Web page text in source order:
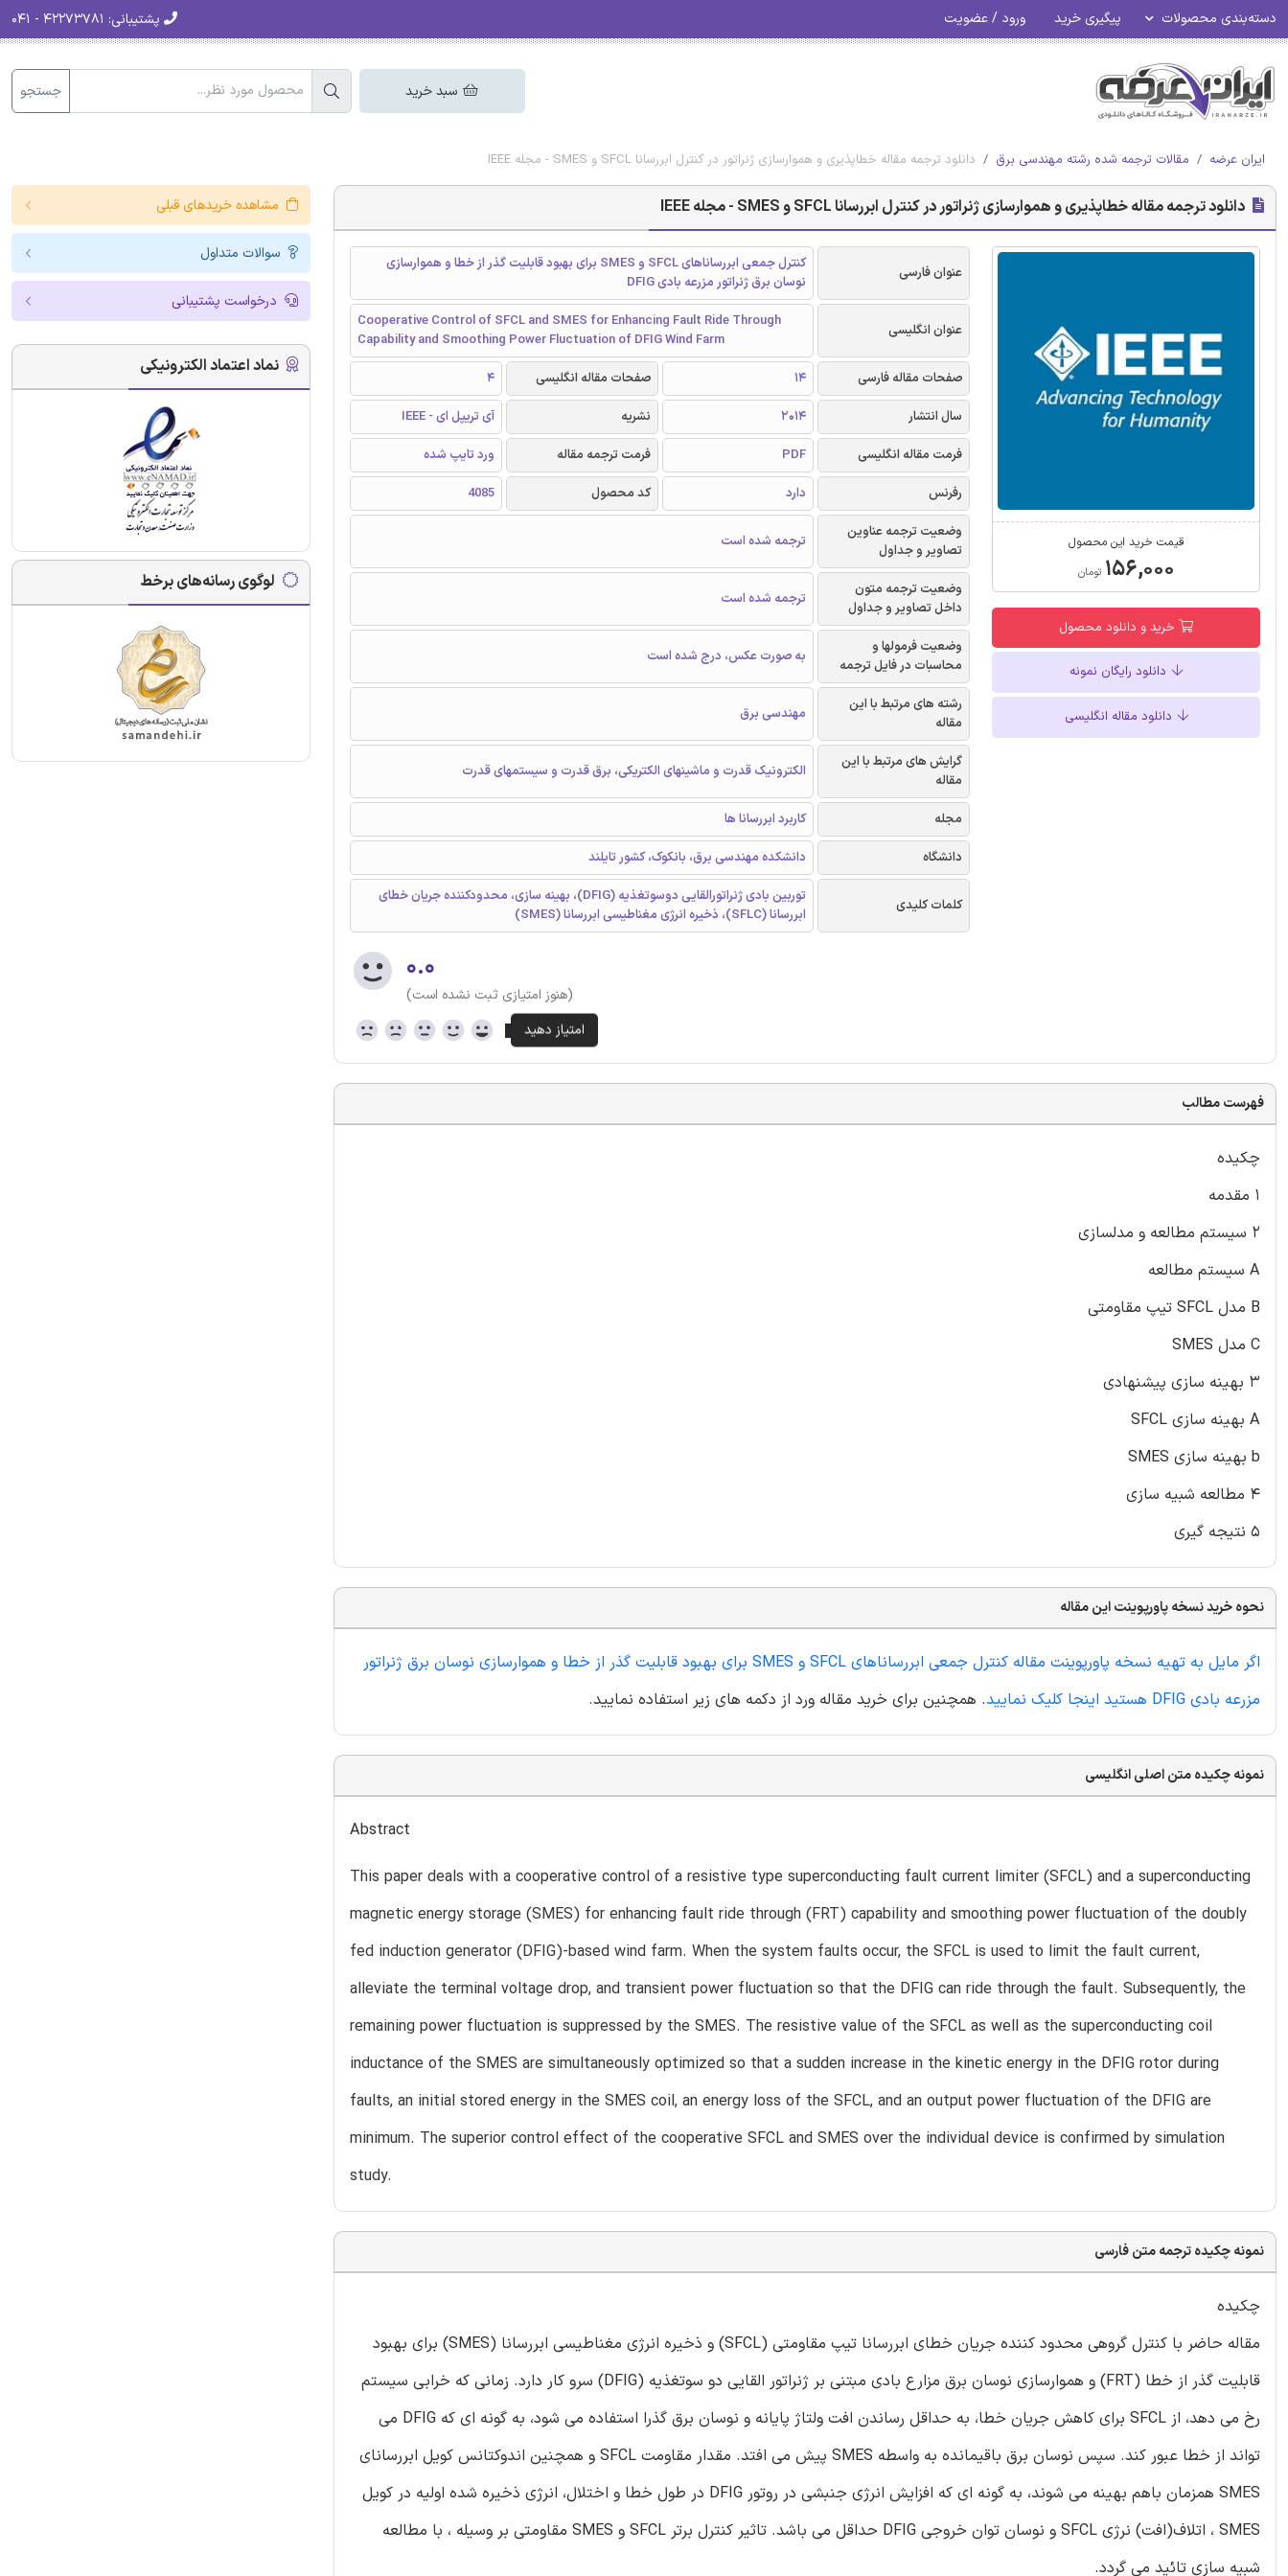
دسته‌بندی محصولات پیگیری خرید ورود / عضویت پشتیبانی:
سبد خرید جستجو
ایران عرضه مقالات ترجمه شده رشته مهندسی برق دانلود ترجمه مقاله خطاپذیری و هموارسازی ژنراتور در کنترل ابررسانا SFCL و SMES - مجله IEEE
دانلود ترجمه مقاله خطاپذیری و هموارسازی ژنراتور در کنترل ابررسانا SFCL و SMES - مجله IEEE
قیمت خرید این محصول
۱۵۶,۰۰۰ تومان
خرید و دانلود محصول
دانلود رایگان نمونه
دانلود مقاله انگلیسی
عنوان فارسی
کنترل جمعی ابررساناهای SFCL و SMES برای بهبود قابلیت گذر از خطا و هموارسازی
نوسان برق ژنراتور مزرعه بادی DFIG
عنوان انگلیسی
Cooperative Control of SFCL and SMES for Enhancing Fault Ride Through
Capability and Smoothing Power Fluctuation of DFIG Wind Farm
صفحات مقاله فارسی
14 صفحات مقاله انگلیسی
4
سال انتشار
2014 نشریه
آی تریپل ای - IEEE
فرمت مقاله انگلیسی
PDF فرمت ترجمه مقاله
ورد تایپ شده
رفرنس
دارد کد محصول
4085
وضعیت ترجمه عناوین
تصاویر و جداول
ترجمه شده است
وضعیت ترجمه متون
داخل تصاویر و جداول
ترجمه شده است
وضعیت فرمولها و
محاسبات در فایل ترجمه
به صورت عکس، درج شده است
رشته های مرتبط با این
مقاله
مهندسی برق
گرایش های مرتبط با این
مقاله
الکترونیک قدرت و ماشینهای الکتریکی، برق قدرت و سیستمهای قدرت
مجله
کاربرد ابررسانا ها
دانشگاه
دانشکده مهندسی برق، بانکوک، کشور تایلند
کلمات کلیدی
توربین بادی ژنراتورالقایی دوسوتغذیه (DFIG)، بهینه سازی، محدودکننده جریان خطای
ابررسانا (SFLC)، ذخیره انرژی مغناطیسی ابررسانا (SMES)
۰.۰
(هنوز امتیازی ثبت نشده است)
فهرست مطالب
چکیده
۱ مقدمه
۲ سیستم مطالعه و مدلسازی
A سیستم مطالعه
B مدل SFCL تیپ مقاومتی
C مدل SMES
۳ بهینه سازی پیشنهادی
A بهینه سازی SFCL
b بهینه سازی SMES
۴ مطالعه شبیه سازی
۵ نتیجه گیری
نحوه خرید نسخه پاورپوینت این مقاله
اگر مایل به تهیه نسخه پاورپوینت مقاله کنترل جمعی ابررساناهای SFCL و SMES برای بهبود قابلیت گذر از خطا و هموارسازی نوسان برق ژنراتور
مزرعه بادی DFIG هستید اینجا کلیک نمایید
. همچنین برای خرید مقاله ورد از دکمه های زیر استفاده نمایید.
نمونه چکیده متن اصلی انگلیسی
Abstract
This paper deals with a cooperative control of a resistive type superconducting fault current limiter (SFCL) and a superconducting
magnetic energy storage (SMES) for enhancing fault ride through (FRT) capability and smoothing power fluctuation of the doubly
fed induction generator (DFIG)-based wind farm. When the system faults occur, the SFCL is used to limit the fault current,
alleviate the terminal voltage drop, and transient power fluctuation so that the DFIG can ride through the fault. Subsequently, the
remaining power fluctuation is suppressed by the SMES. The resistive value of the SFCL as well as the superconducting coil
inductance of the SMES are simultaneously optimized so that a sudden increase in the kinetic energy in the DFIG rotor during
faults, an initial stored energy in the SMES coil, an energy loss of the SFCL, and an output power fluctuation of the DFIG are
minimum. The superior control effect of the cooperative SFCL and SMES over the individual device is confirmed by simulation
study.
نمونه چکیده ترجمه متن فارسی
چکیده
مقاله حاضر با کنترل گروهی محدود کننده جریان خطای ابررسانا تیپ مقاومتی (SFCL) و ذخیره انرژی مغناطیسی ابررسانا (SMES) برای بهبود
قابلیت گذر از خطا (FRT) و هموارسازی نوسان برق مزارع بادی مبتنی بر ژنراتور القایی دو سوتغذیه (DFIG) سرو کار دارد. زمانی که خرابی سیستم
رخ می دهد، از SFCL برای کاهش جریان خطا، به حداقل رساندن افت ولتاژ پایانه و نوسان برق گذرا استفاده می شود، به گونه ای که DFIG می
تواند از خطا عبور کند. سپس نوسان برق باقیمانده به واسطه SMES پیش می افتد. مقدار مقاومت SFCL و همچنین اندوکتانس کویل ابررسانای
SMES همزمان باهم بهینه می شوند، به گونه ای که افزایش انرژی جنبشی در روتور DFIG در طول خطا و اختلال، انرژی ذخیره شده اولیه در کویل
SMES ، اتلاف(افت) نرژی SFCL و نوسان توان خروجی DFIG حداقل می باشد. تاثیر کنترل برتر SFCL و SMES مقاومتی بر وسیله ، با مطالعه
شبیه سازی تائید می گردد.
مشاهده خریدهای قبلی
سوالات متداول
درخواست پشتیبانی
نماد اعتماد الکترونیکی
لوگوی رسانه‌های برخط